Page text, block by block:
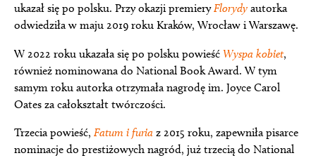
ukazał się po polsku. Przy okazji premieryFlorydy autorka
odwiedziła w maju 2019 roku Kraków, Wrocław i Warszawę.
W 2022 roku ukazała się po polsku powieść Wyspa kobiet,
również nominowana do National Book Award. W tym
samym roku autorka otrzymała nagrodę im. Joyce Carol
Oates za całokształt twórczości.
Trzecia powieść, Fatum i furia z 2015 roku, zapewniła pisarce
nominacje do prestiżowych nagród, już trzecią do National